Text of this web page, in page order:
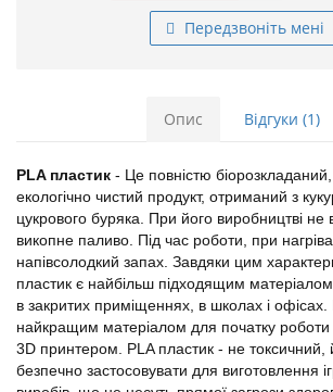
Передзвоніть мені
Опис Відгуки (1)
PLA пластик - Це повністю
екологічно чистий продукт, отриманий з
цукрового буряка. При його виробництві не
викопне паливо. Під час роботи, при
напівсолодкий запах. Завдяки цим
пластик є найбільш підходящим
в закритих приміщеннях, в школах і офісах.
найкращим матеріалом для початку
3D принтером. PLA пластик - не токсичний,
безпечно застосовувати для виготовлення